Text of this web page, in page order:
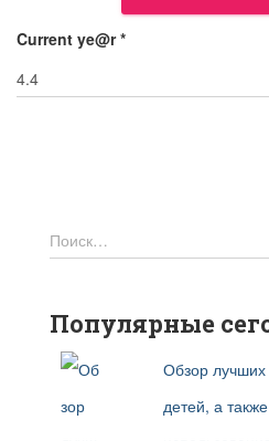
Current ye@r*
Н
а
т
Поиск…
Популярные
Обзор лучших
детей, а